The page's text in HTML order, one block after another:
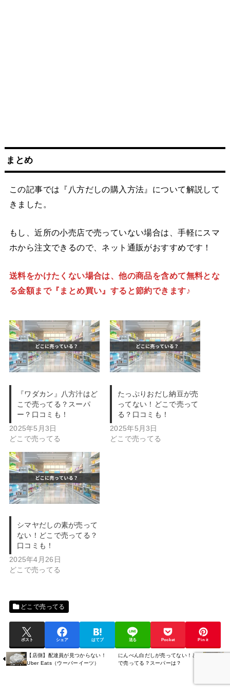
まとめ
この記事では『八方だしの購入方法』について解説して
きました。
もし、近所の小売店で売っていない場合は、手軽にスマ
ホから注文できるので、ネット通販がおすすめです！
送料をかけたくない場合は、他の商品を含めて無料とな
る金額まで『まとめ買い』すると節約できます♪
『ワダカン』八方汁はど
こで売ってる？スーパ
ー？口コミも！
2025年5月3日
どこで売ってる
たっぷりおだし納豆が売
ってない！どこで売って
る？口コミも！
2025年5月3日
どこで売ってる
シマヤだしの素が売って
ない！どこで売ってる？
口コミも！
2025年4月26日
どこで売ってる
どこで売ってる
ポスト シェア はてブ 送る Pocket Pin it
【店側】配達員が見つからない！
Uber Eats（ウーバーイーツ）
にんべん白だしが売ってない！どこ
で売ってる？スーパーは？